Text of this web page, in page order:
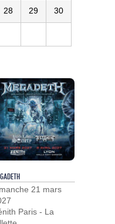
28 29 30
21 mars
Paris - La